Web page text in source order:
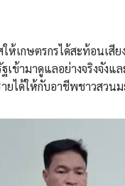
ห้เกษตรกรได้สะท้อนเสี
ข้ามาดูแลอย่างจริงจัง
ได้ให้กับอาชีพชาวสวนม